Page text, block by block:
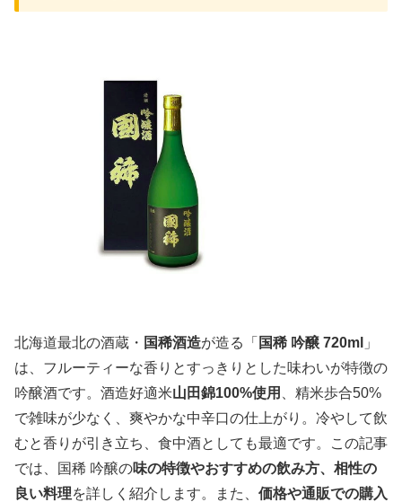
北海道最北の酒蔵・ 国稀酒造が造る「 国稀 吟醸 720ml 」
は、フルーティーな香りとすっきりとした味わいが特徴の
吟醸酒です。酒造好適米山田錦100%使用
、精米歩合50%
で雑味が少なく、爽やかな中辛口の仕上がり。冷やして飲
むと香りが引き立ち、食中酒としても最適です。この記事
では、国稀 吟醸の味の特徴やおすすめの飲み方、相性の
良い料理を詳しく紹介します。また、 価格や通販での購入